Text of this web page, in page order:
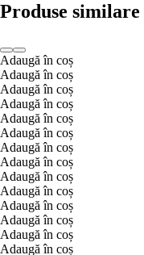
Produse similare
Adaugă în coș
Adaugă în coș
Adaugă în coș
Adaugă în coș
Adaugă în coș
Adaugă în coș
Adaugă în coș
Adaugă în coș
Adaugă în coș
Adaugă în coș
Adaugă în coș
Adaugă în coș
Adaugă în coș
Adaugă în coș